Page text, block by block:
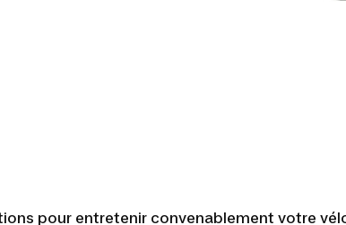
pour entretenir convenablement votre